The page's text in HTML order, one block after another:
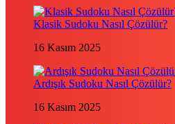
Klasik Sudoku Nasıl Çözülür?
16 Kasım 2025
Ardışık Sudoku Nasıl Çözülür?
16 Kasım 2025